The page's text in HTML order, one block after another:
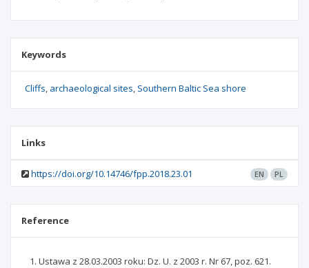
Keywords
Cliffs archaeological sites Southern Baltic Sea shore
Links
https://doi.org/10.14746/fpp.2018.23.01 EN PL
Reference
Ustawa z 28.03.2003 roku: Dz. U. z 2003 r. Nr 67, poz. 621.